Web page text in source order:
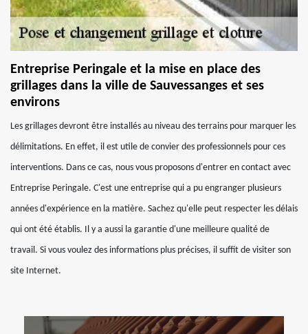
Entreprise Peringale et la mise en place des
grillages dans la ville de Sauvessanges et ses
environs
Les grillages devront être installés au niveau des terrains pour marquer les
délimitations. En effet, il est utile de convier des professionnels pour ces
interventions. Dans ce cas, nous vous proposons d'entrer en contact avec
Entreprise Peringale. C'est une entreprise qui a pu engranger plusieurs
années d'expérience en la matière. Sachez qu'elle peut respecter les délais
qui ont été établis. Il y a aussi la garantie d'une meilleure qualité de
travail. Si vous voulez des informations plus précises, il suffit de visiter son
site Internet.